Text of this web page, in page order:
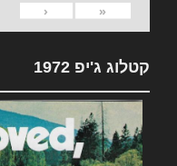
«
‹
קטלוג ג'יפ 1972